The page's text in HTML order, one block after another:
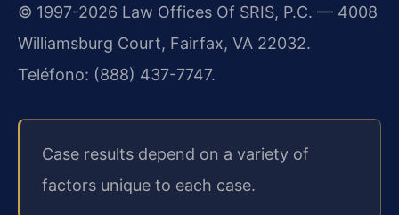
© 1997-2026 Law Offices Of SRIS, P.C. — 4008
Williamsburg Court, Fairfax, VA 22032.
Teléfono: (888) 437-7747.
Case results depend on a variety of
factors unique to each case.